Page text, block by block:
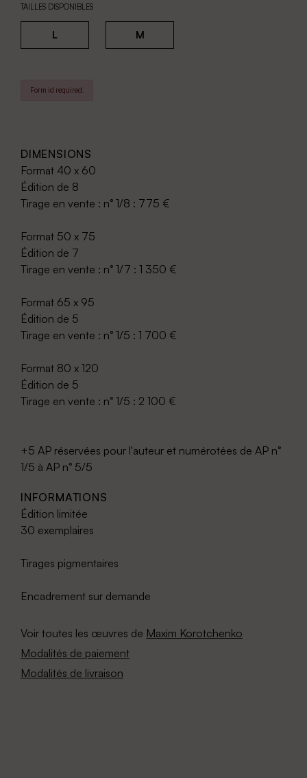
TAILLES DISPONIBLES
L M
Form id required.
DIMENSIONS
Format 40 x 60
Édition de 8
Tirage en vente : n° 1/8 : 775 €
Format 50 x 75
Édition de 7
Tirage en vente : n° 1/7 : 1 350 €
Format 65 x 95
Édition de 5
Tirage en vente : n° 1/5 : 1 700 €
Format 80 x 120
Édition de 5
Tirage en vente : n° 1/5 : 2 100 €
+5 AP réservées pour l'auteur et numérotées de AP n°
1/5 à AP n° 5/5
INFORMATIONS
Édition limitée
30 exemplaires
Tirages pigmentaires
Encadrement sur demande
Voir toutes les œuvres de Maxim Korotchenko
Modalités de paiement
Modalités de livraison